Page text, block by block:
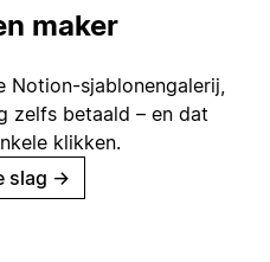
maker
Notion-sjablonengalerij,
zelfs betaald – en dat
klikken.
slag →